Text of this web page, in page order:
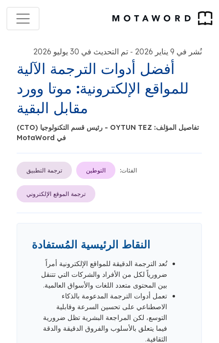
نُشر في 9 يناير 2026 - تم التحديث في 30 يوليو 2026
أفضل أدوات الترجمة الآلية
للمواقع الإلكترونية: موتا وورد
مقابل البقية
تفاصيل المؤلف: OYTUN TEZ - رئيس قسم التكنولوجيا (CTO)
في MotaWord
الفئات: التوطين ترجمة التطبيق
ترجمة الموقع الإلكتروني
النقاط الرئيسية المُستفادة
تُعد الترجمة الدقيقة للمواقع الإلكترونية أمراً
ضرورياً لكل من الأفراد والشركات التي تتنقل
بين المحتوى متعدد اللغات والأسواق العالمية.
تعمل أدوات الترجمة المدعومة بالذكاء
الاصطناعي على تحسين السرعة وقابلية
التوسع، لكن المراجعة البشرية تظل ضرورية
فيما يتعلق بالأسلوب والفروق الدقيقة والدقة
الثقافية.